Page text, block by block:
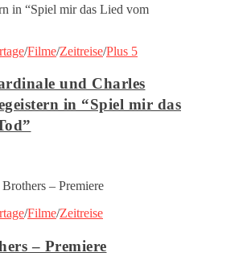
/Filme/Zeitreise/Plus 5
und Charles
in “Spiel mir das
/Filme/Zeitreise
– Premiere